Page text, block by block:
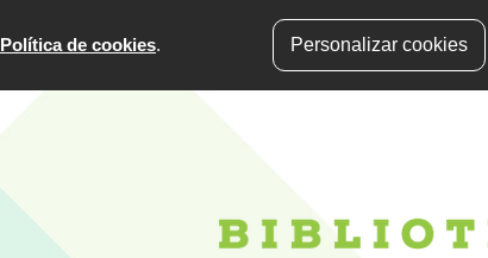
Política de cookies. Personalizar cookies